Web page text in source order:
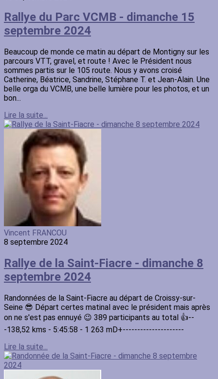
Rallye du Parc VCMB - dimanche 15
septembre 2024
Beaucoup de monde ce matin au départ de Montigny sur les
parcours VTT, gravel, et route ! Avec le Président nous
sommes partis sur le 105 route. Nous y avons croisé
Catherine, Béatrice, Sandrine, Stéphane T. et Jean-Alain. Une
belle orga du VCMB, une belle lumière pour les photos, et un
bon...
Lire la suite...
Vincent FRANCOU
8 septembre 2024
Rallye de la Saint-Fiacre - dimanche 8
septembre 2024
Randonnées de la Saint-Fiacre au départ de Croissy-sur-
Seine 😎 Départ certes matinal avec le président mais après
on ne s'est pas ennuyé 😉 389 participants au total 👍--
-138,52 kms - 5:45:58 - 1 263 mD+---------------------
Lire la suite...